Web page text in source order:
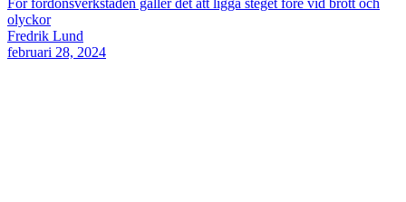
För fordonsverkstaden gäller det att ligga steget före vid brott och
olyckor
Fredrik Lund
februari 28, 2024